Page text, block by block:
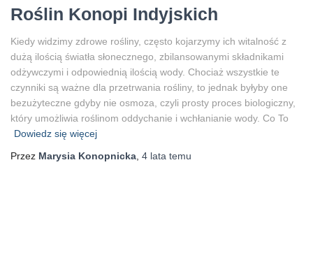
Roślin Konopi Indyjskich
Kiedy widzimy zdrowe rośliny, często kojarzymy ich witalność z
dużą ilością światła słonecznego, zbilansowanymi składnikami
odżywczymi i odpowiednią ilością wody. Chociaż wszystkie te
czynniki są ważne dla przetrwania rośliny, to jednak byłyby one
bezużyteczne gdyby nie osmoza, czyli prosty proces biologiczny,
który umożliwia roślinom oddychanie i wchłanianie wody. Co To
Dowiedz się więcej
Przez Marysia Konopnicka 4 lata temu